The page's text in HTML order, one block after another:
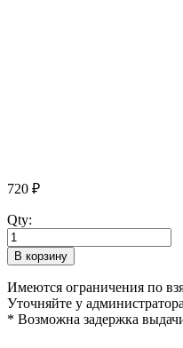
720 ₽
Qty:
В корзину
Имеются ограничения по
Уточняйте у
* Возможна задержка выдачи